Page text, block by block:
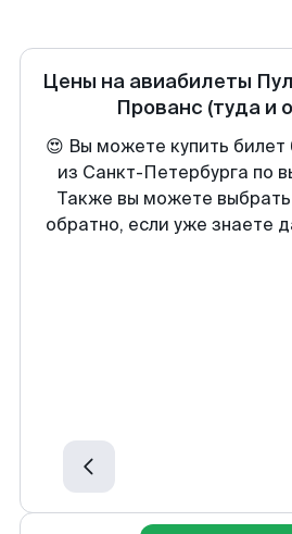
Цены на авиабилеты
Прованс (туда и
😍 Вы можете купить билет
из Санкт-Петербурга по
Также вы можете выбрать
обратно, если уже знаете